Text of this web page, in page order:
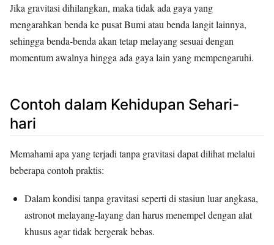
Jika gravitasi dihilangkan, maka tidak ada gaya yang
mengarahkan benda ke pusat Bumi atau benda langit lainnya,
sehingga benda-benda akan tetap melayang sesuai dengan
momentum awalnya hingga ada gaya lain yang mempengaruhi.
Contoh dalam Kehidupan Sehari-
hari
Memahami apa yang terjadi tanpa gravitasi dapat dilihat melalui
beberapa contoh praktis:
Dalam kondisi tanpa gravitasi seperti di stasiun luar angkasa,
astronot melayang-layang dan harus menempel dengan alat
khusus agar tidak bergerak bebas.